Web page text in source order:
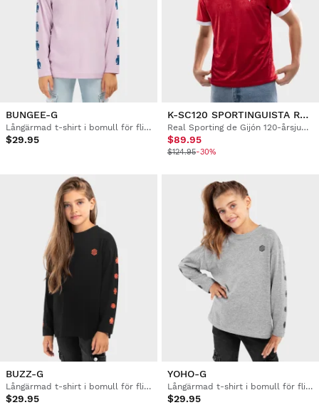
BUNGEE-G
Långärmad t-shirt i bomull för flickor
$29.95
K-SC120 SPORTINGUISTA RED
Real Sporting de Gijón 120-årsjubileum pikétröja för pojkar och flickor
$89.95
$124.95-30%
BUZZ-G
Långärmad t-shirt i bomull för flickor
$29.95
YOHO-G
Långärmad t-shirt i bomull för flickor
$29.95